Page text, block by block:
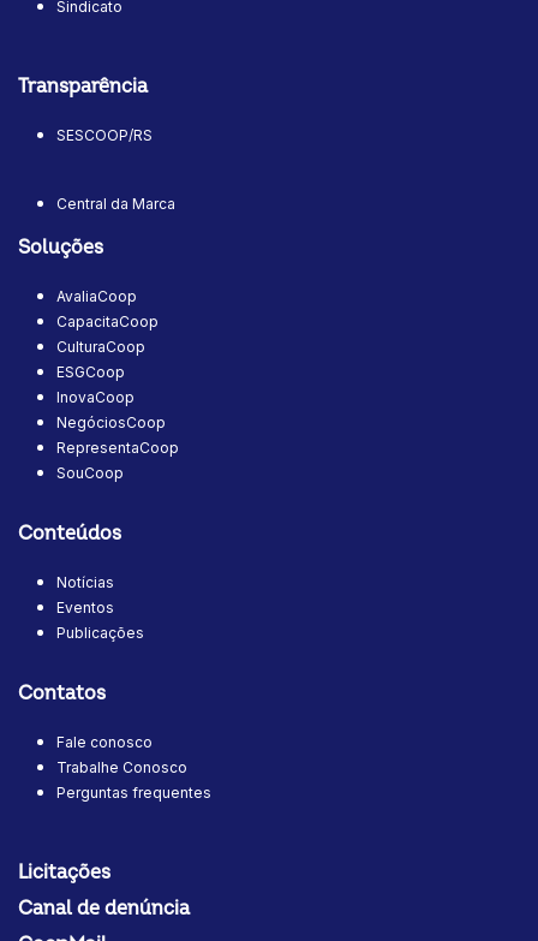
Sindicato
Transparência
SESCOOP/RS
Central da Marca
Soluções
AvaliaCoop
CapacitaCoop
CulturaCoop
ESGCoop
InovaCoop
NegóciosCoop
RepresentaCoop
SouCoop
Conteúdos
Notícias
Eventos
Publicações
Contatos
Fale conosco
Trabalhe Conosco
Perguntas frequentes
Licitações
Canal de denúncia